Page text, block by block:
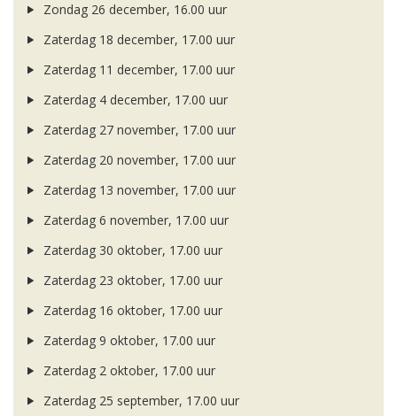
Zondag 26 december, 16.00 uur
Zaterdag 18 december, 17.00 uur
Zaterdag 11 december, 17.00 uur
Zaterdag 4 december, 17.00 uur
Zaterdag 27 november, 17.00 uur
Zaterdag 20 november, 17.00 uur
Zaterdag 13 november, 17.00 uur
Zaterdag 6 november, 17.00 uur
Zaterdag 30 oktober, 17.00 uur
Zaterdag 23 oktober, 17.00 uur
Zaterdag 16 oktober, 17.00 uur
Zaterdag 9 oktober, 17.00 uur
Zaterdag 2 oktober, 17.00 uur
Zaterdag 25 september, 17.00 uur